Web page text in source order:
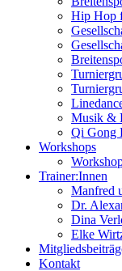
Hip Hop
Musik &
Qi Gong
Workshops
Trainer:Innen
Manfred
Dr.
Dina
Elke
Kontakt